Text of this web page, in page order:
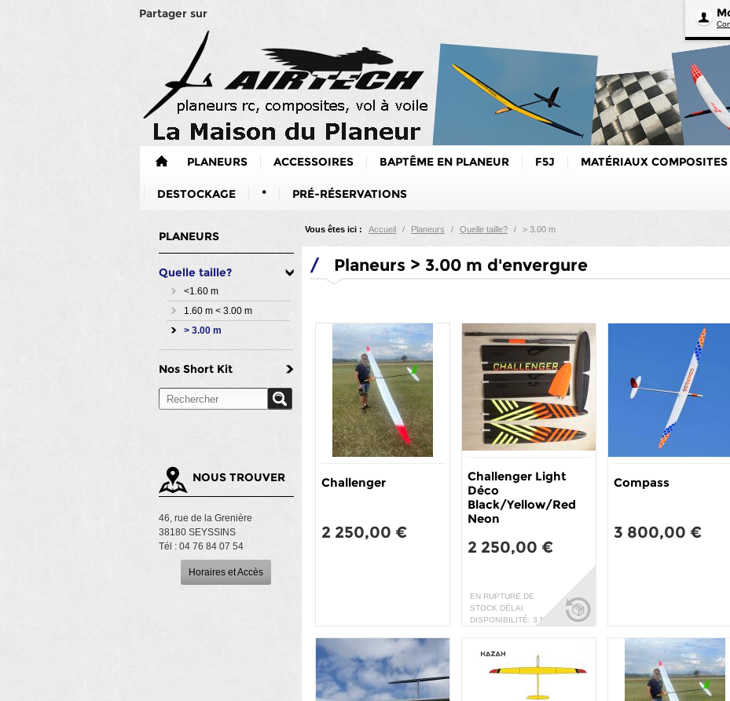
Partager sur
PLANEURS ACCESSOIRES BAPTÊME EN PLANEUR F5J MATÉRIAUX COMPOSITES
DESTOCKAGE * PRÉ-RÉSERVATIONS
PLANEURS
Quelle taille?
<1.60 m
1.60 m < 3.00 m
> 3.00 m
Nos Short Kit
NOUS TROUVER
46, rue de la Grenière
38180 SEYSSINS
Tél : 04 76 84 07 54
Horaires et Accès
Vous êtes ici : Accueil / Planeurs / Quelle taille? / > 3.00 m
/ Planeurs > 3.00 m d'envergure
Challenger
2 250,00 €
Challenger Light
Déco
Black/Yellow/Red
Neon
EN RUPTURE DE
STOCK DÉLAI
DISPONIBILITÉ: 3 MOIS
2 250,00 €
Compass
3 800,00 €